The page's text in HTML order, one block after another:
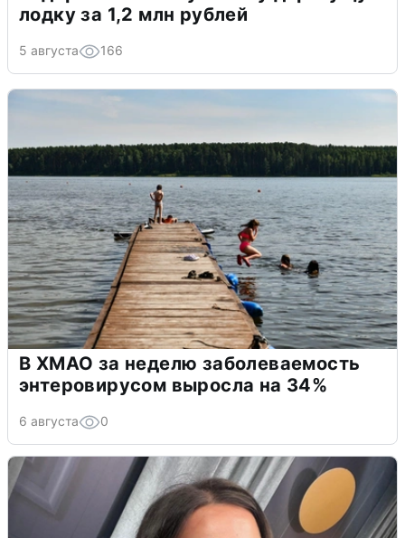
лодку за 1,2 млн рублей
5 августа 166
В ХМАО за неделю заболеваемость
энтеровирусом выросла на 34%
6 августа 0